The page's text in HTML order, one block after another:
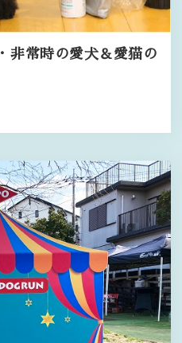
非常時の愛犬＆愛猫の